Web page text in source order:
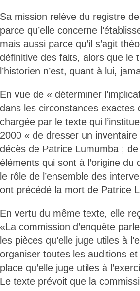
Sa mission relève du registre
parce qu’elle concerne
mais aussi parce qu’il s’agit
définitive des faits, alors que le
l’historien n’est, quant à lui,
En vue de « déterminer
dans les circonstances
chargée par le texte qui
2000 « de dresser un
décès de Patrice Lumumba ;
éléments qui sont à l’origine
le rôle de l’ensemble des
ont précédé la mort de Patrice
En vertu du même texte, elle
«La commission d’enquête
les pièces qu’elle juge utiles à
organiser toutes les auditions
place qu’elle juge utiles à
Le texte prévoit que la